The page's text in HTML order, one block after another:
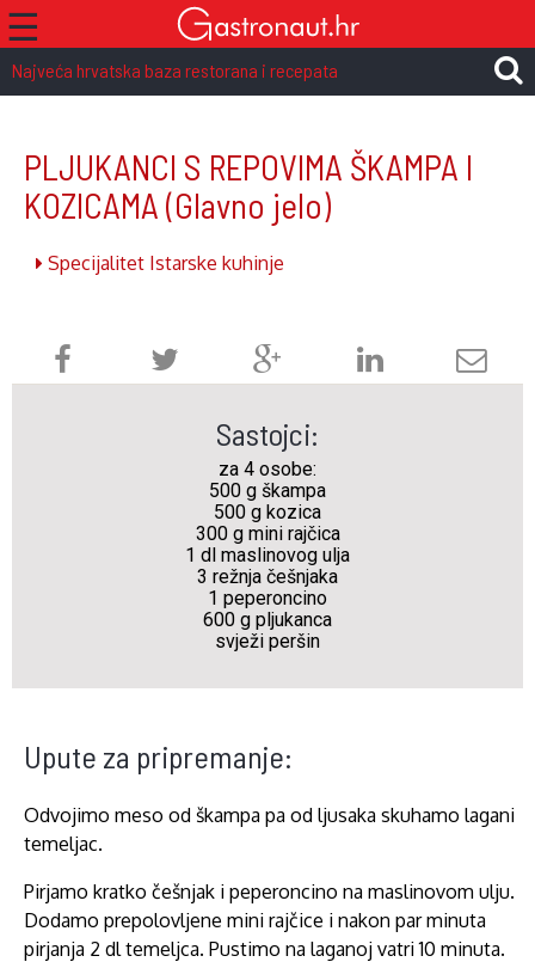
☰
Najveća hrvatska baza restorana i recepata
PLJUKANCI S REPOVIMA ŠKAMPA I
KOZICAMA (Glavno jelo)
Specijalitet Istarske kuhinje
Sastojci:
za 4 osobe:
500 g škampa
500 g kozica
300 g mini rajčica
1 dl maslinovog ulja
3 režnja češnjaka
1 peperoncino
600 g pljukanca
svježi peršin
Upute za pripremanje:
Odvojimo meso od škampa pa od ljusaka skuhamo lagani
temeljac.
Pirjamo kratko češnjak i peperoncino na maslinovom ulju.
Dodamo prepolovljene mini rajčice i nakon par minuta
pirjanja 2 dl temeljca. Pustimo na laganoj vatri 10 minuta.